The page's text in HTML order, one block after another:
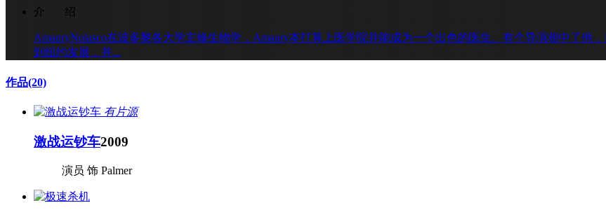
介 绍
AmauryNolasco在波多黎各大学主修生物学，Amaury本打算上医学院并能成为一个出色的医生。有个导演相中了他
到纽约发展，并...
作品(20)
有片源
激战运钞车2009
演员 饰 Palmer